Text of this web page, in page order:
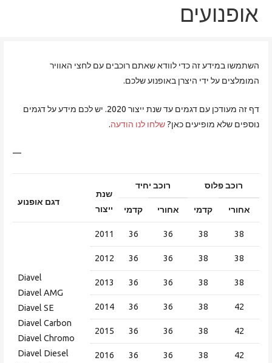
אופנועים
השתמשו במידע זה כדי לוודא שאתם רוכבים עם לחצי האוויר
המומלצים על ידי היצרן באופנוע שלכם.
דף זה מעודכן עם דגמים עד שנת ייצור 2020. יש לכם מידע על דגמים
נוספים שלא מופיעים כאן?שלחו לנו הודעה.
—
דגם אופנוע
שנת
ייצור
רוכב יחיד רוכב פלוס
קדמי אחורי קדמי אחורי
Diavel
Diavel AMG
Diavel SE
Diavel Carbon
Diavel Chromo
Diavel Diesel
2011 36 36 38 38
2012 36 36 38 38
2013 36 36 38 38
2014 36 36 38 42
2015 36 36 38 42
2016 36 36 38 42